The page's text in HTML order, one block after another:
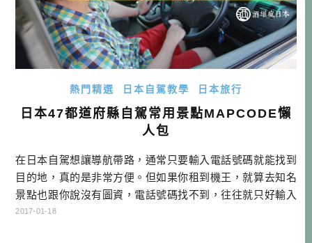
熱門精選 日本自駕教學 日本旅行
日本47都道府縣自駕常用景點MAPCODE懶
人包
在日本自駕想讓導航帶路，通常只要輸入電話號碼就能找到
目的地，真的是非常方便。但如果你租到機王，就算去知名
景點也跟你說沒有圖資，電話號碼找不到，往往就只好輸入
地址，這對於不會日文的人，可是很大的困擾。…
2017-01-18